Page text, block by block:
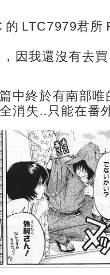
的 LTC7979君所
因我還沒有去
中終於有南部
消失..只能在番